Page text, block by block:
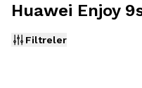
Huawei Enjoy
Filtreler